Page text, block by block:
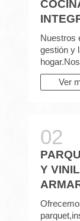
Nuestros
gestión y
Ver
Y